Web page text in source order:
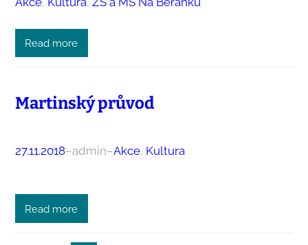
Read more
Martinský průvod
27.11.2018–admin–Akce, Kultura
Read more